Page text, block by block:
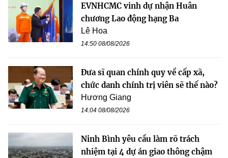
EVNHCMC vinh dự nhận Huân
chương Lao động hạng Ba
Lê Hoa
14:50 08/08/2026
Đưa sĩ quan chính quy về cấp xã,
chức danh chính trị viên sẽ thế nào?
Hương Giang
14:04 08/08/2026
Ninh Bình yêu cầu làm rõ trách
nhiệm tại 4 dự án giao thông chậm